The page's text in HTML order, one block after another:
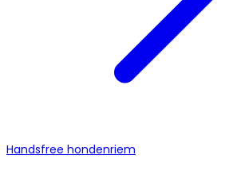
Handsfree hondenriem